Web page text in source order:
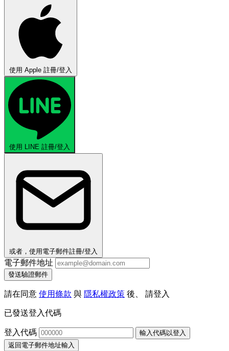
使用 Apple 註冊/登入
使用 LINE 註冊/登入
或者，使用電子郵件註冊/登入
電子郵件地址
發送驗證郵件
請在同意 使用條款 與 隱私權政策 後、 請登入
已發送登入代碼
登入代碼
輸入代碼以登入
返回電子郵件地址輸入